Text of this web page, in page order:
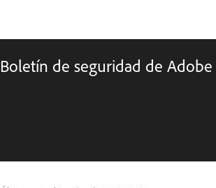
Boletín de seguridad de Adobe